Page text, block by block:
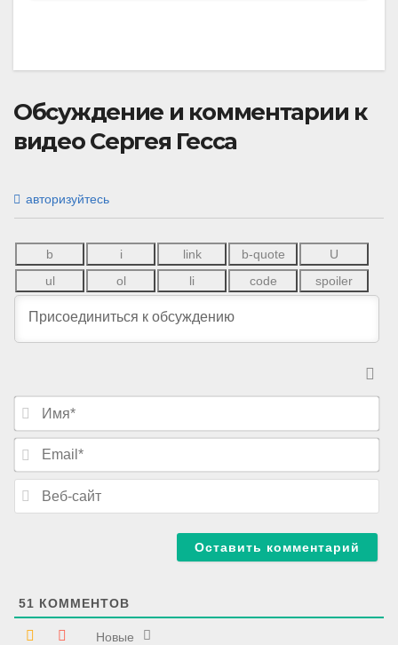
Обсуждение и комментарии к
видео Сергея Гесса
авторизуйтесь
И
я
E
a
51 КОММЕНТОВ
Новые